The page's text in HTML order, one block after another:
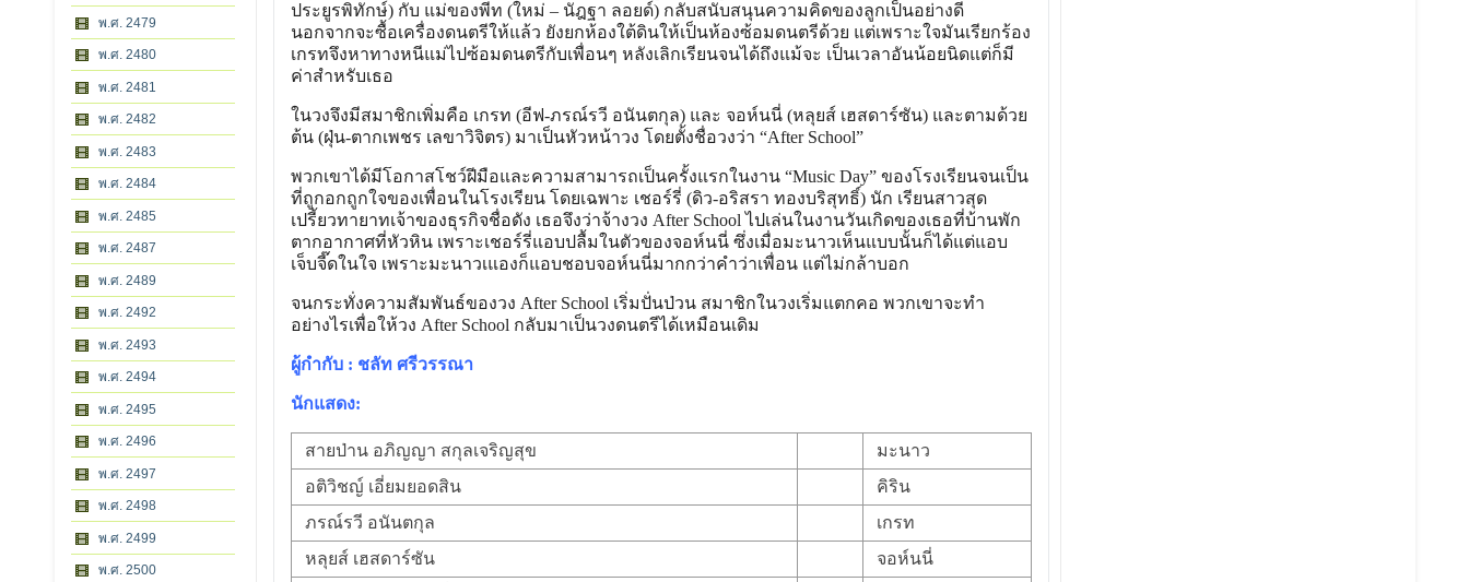
พ.ศ. 2479
พ.ศ. 2480
พ.ศ. 2481
พ.ศ. 2482
พ.ศ. 2483
พ.ศ. 2484
พ.ศ. 2485
พ.ศ. 2487
พ.ศ. 2489
พ.ศ. 2492
พ.ศ. 2493
พ.ศ. 2494
พ.ศ. 2495
พ.ศ. 2496
พ.ศ. 2497
พ.ศ. 2498
พ.ศ. 2499
พ.ศ. 2500
ประยูรพิทักษ์) กับ แม่ของพีท (ใหม่ – นัฎฐา ลอยด์) กลับสนับสนุนความคิดของลูกเป็นอย่างดี
นอกจากจะซื้อเครื่องดนตรีให้แล้ว ยังยกห้องใต้ดินให้เป็นห้องซ้อมดนตรีด้วย แต่เพราะใจมันเรียกร้อง
เกรทจึงหาทางหนีแม่ไปซ้อมดนตรีกับเพื่อนๆ หลังเลิกเรียนจนได้ถึงแม้จะ เป็นเวลาอันน้อยนิดแต่ก็มี
ค่าสำหรับเธอ
ในวงจึงมีสมาชิกเพิ่มคือ เกรท (อีฟ-ภรณ์รวี อนันตกุล) และ จอห์นนี่ (หลุยส์ เฮสดาร์ซัน) และตามด้วย
ต้น (ฝุ่น-ตากเพชร เลขาวิจิตร) มาเป็นหัวหน้าวง โดยตั้งชื่อวงว่า “After School”
พวกเขาได้มีโอกาสโชว์ฝีมือและความสามารถเป็นครั้งแรกในงาน “Music Day” ของโรงเรียนจนเป็น
ที่ถูกอกถูกใจของเพื่อนในโรงเรียน โดยเฉพาะ เชอร์รี่ (ดิว-อริสรา ทองบริสุทธิ์) นัก เรียนสาวสุด
เปรี้ยวทายาทเจ้าของธุรกิจชื่อดัง เธอจึงว่าจ้างวง After School ไปเล่นในงานวันเกิดของเธอที่บ้านพัก
ตากอากาศที่หัวหิน เพราะเชอร์รี่แอบปลื้มในตัวของจอห์นนี่ ซึ่งเมื่อมะนาวเห็นแบบนั้นก็ได้แต่แอบ
เจ็บจี๊ดในใจ เพราะมะนาวเแองก็แอบชอบจอห์นนี่มากกว่าคำว่าเพื่อน แต่ไม่กล้าบอก
จนกระทั่งความสัมพันธ์ของวง After School เริ่มปั่นป่วน สมาชิกในวงเริ่มแตกคอ พวกเขาจะทำ
อย่างไรเพื่อให้วง After School กลับมาเป็นวงดนตรีได้เหมือนเดิม
ผู้กำกับ : ชลัท ศรีวรรณา
นักแสดง:
สายป่าน อภิญญา สกุลเจริญสุข
มะนาว
อติวิชญ์ เอี่ยมยอดสิน
คิริน
ภรณ์รวี อนันตกุล
เกรท
หลุยส์ เฮสดาร์ซัน
จอห์นนี่